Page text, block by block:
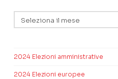
2024 Elezioni amministrative
2024 Elezioni europee